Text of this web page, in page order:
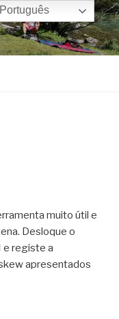
muito útil e
Desloque o
e registe a
apresentados
Português